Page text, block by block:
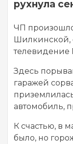
рухнула
ЧП
Шилкинской,
телевидение
Здесь
гаражей
автомобиль,
К счастью, в
было, но